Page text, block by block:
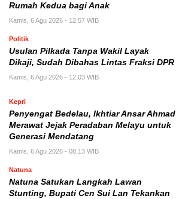
Rumah Kedua bagi Anak
Kamis, 6 Agu 2026 - 12:57 WIB
Politik
Usulan Pilkada Tanpa Wakil Layak
Dikaji, Sudah Dibahas Lintas Fraksi DPR
Kamis, 6 Agu 2026 - 12:03 WIB
Kepri
Penyengat Bedelau, Ikhtiar Ansar Ahmad
Merawat Jejak Peradaban Melayu untuk
Generasi Mendatang
Kamis, 6 Agu 2026 - 08:13 WIB
Natuna
Natuna Satukan Langkah Lawan
Stunting, Bupati Cen Sui Lan Tekankan